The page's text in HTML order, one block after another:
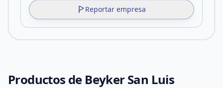
Reportar empresa
Productos de Beyker San Luis